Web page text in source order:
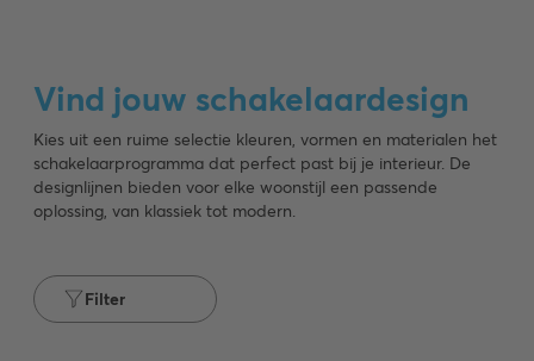
Vind jouw schakelaardesign
Kies uit een ruime selectie kleuren, vormen en materialen het
schakelaarprogramma dat perfect past bij je interieur. De
designlijnen bieden voor elke woonstijl een passende
oplossing, van klassiek tot modern.
Filter
Busch-
Duro®
in
0